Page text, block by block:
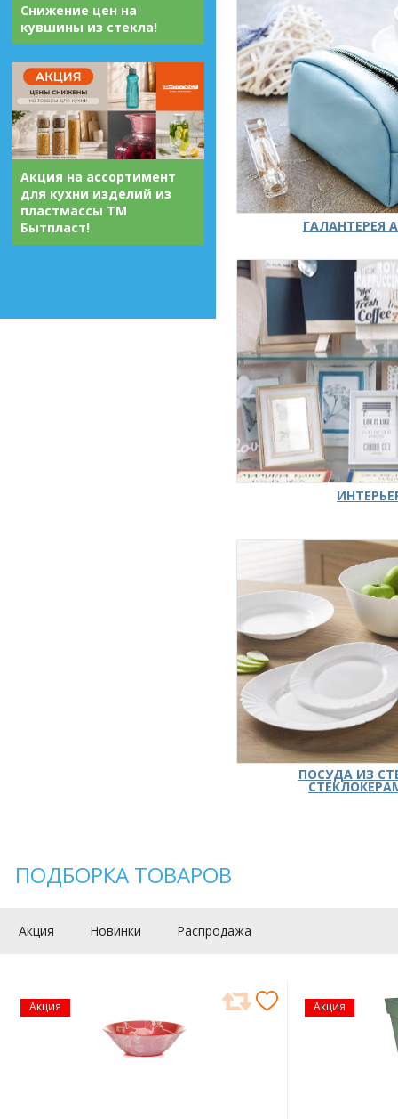
Снижение цен на
кувшины из стекла!
Акция на ассортимент
для кухни изделий из
пластмассы ТМ
Бытпласт!
ГАЛАНТЕРЕЯ
ПОСУДА ИЗ
ПОДБОРКА ТОВАРОВ
Акция Новинки Распродажа
Акция Акция